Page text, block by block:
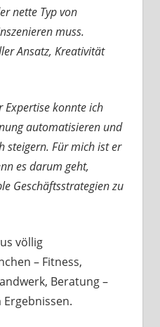
nette Typ von
muss.
Ansatz, Kreativität
Expertise konnte ich
automatisieren und
steigern. Für mich ist er
es darum geht,
Geschäftsstrategien zu
völlig
– Fitness,
Beratung –